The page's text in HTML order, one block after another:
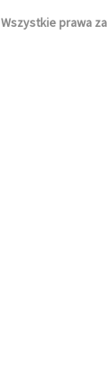
Wszystkie prawa